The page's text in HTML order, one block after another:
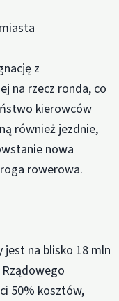
z
na rzecz ronda, co
kierowców
również jezdnie,
nowa
rowerowa.
jest na blisko 18 mln
50% kosztów,